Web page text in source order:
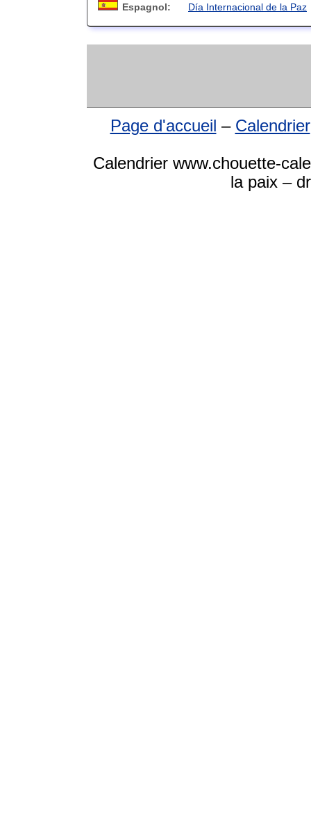
Espagnol:
Día Internacional de la Paz
Page d'accueil – Calendrier
Calendrier www.chouette-
la paix –